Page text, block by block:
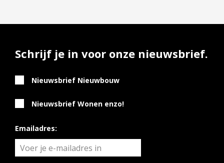
Schrijf je in voor onze nieuwsbrief.
Nieuwsbrief Nieuwbouw
Nieuwsbrief Wonen enzo!
Emailadres: